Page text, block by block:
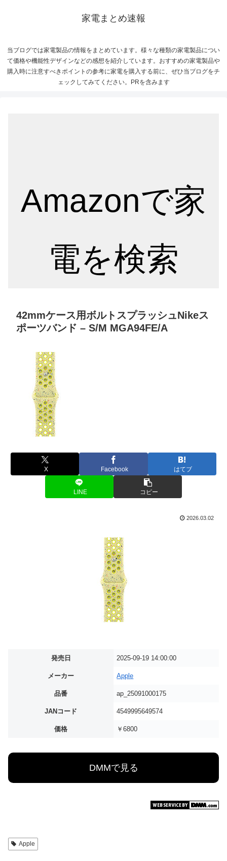
家電まとめ速報
当ブログでは家電製品の情報をまとめています。様々な種類の家電製品につい
て価格や機能性デザインなどの感想を紹介しています。おすすめの家電製品や
購入時に注意すべきポイントの参考に家電を購入する前に、ぜひ当ブログをチ
ェックしてみてください。PRを含みます
Amazonで家
電を検索
42mmケース用ボルトスプラッシュNikeス
ポーツバンド – S/M MGA94FE/A
X Facebook はてブ
LINE コピー
2026.03.02
発売日 2025-09-19 14:00:00
メーカー Apple
品番 ap_25091000175
JANコード 4549995649574
価格 ￥6800
DMMで見る
Apple